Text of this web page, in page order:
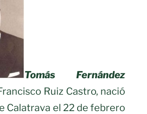
Tomás Fernández
Ruiz Castro, nació
Calatrava el 22 de febrero